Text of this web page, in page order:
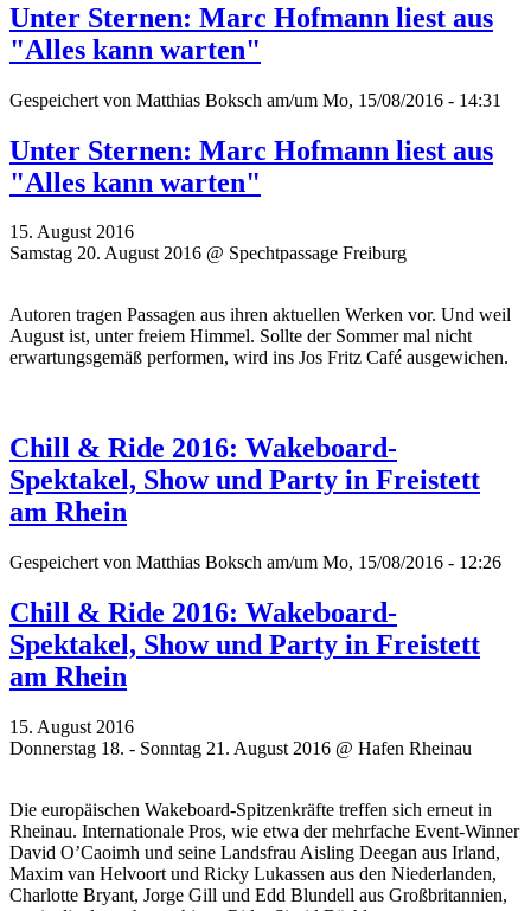
Unter Sternen: Marc Hofmann liest aus
"Alles kann warten"
Gespeichert von Matthias Boksch am/um Mo, 15/08/2016 - 14:31
Unter Sternen: Marc Hofmann liest aus
"Alles kann warten"
15. August 2016
Samstag 20. August 2016 @ Spechtpassage Freiburg
Autoren tragen Passagen aus ihren aktuellen Werken vor. Und weil
August ist, unter freiem Himmel. Sollte der Sommer mal nicht
erwartungsgemäß performen, wird ins Jos Fritz Café ausgewichen.
Chill & Ride 2016: Wakeboard-
Spektakel, Show und Party in Freistett
am Rhein
Gespeichert von Matthias Boksch am/um Mo, 15/08/2016 - 12:26
Chill & Ride 2016: Wakeboard-
Spektakel, Show und Party in Freistett
am Rhein
15. August 2016
Donnerstag 18. - Sonntag 21. August 2016 @ Hafen Rheinau
Die europäischen Wakeboard-Spitzenkräfte treffen sich erneut in
Rheinau. Internationale Pros, wie etwa der mehrfache Event-Winner
David O’Caoimh und seine Landsfrau Aisling Deegan aus Irland,
Maxim van Helvoort und Ricky Lukassen aus den Niederlanden,
Charlotte Bryant, Jorge Gill und Edd Blundell aus Großbritannien,